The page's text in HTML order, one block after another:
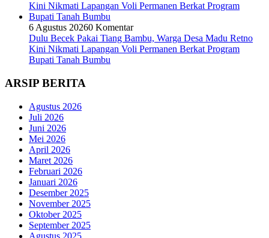
6 Agustus 20260 Komentar
Dulu Becek Pakai Tiang Bambu, Warga Desa Madu Retno
Kini Nikmati Lapangan Voli Permanen Berkat Program
Bupati Tanah Bumbu
ARSIP BERITA
Agustus 2026
Juli 2026
Juni 2026
Mei 2026
April 2026
Maret 2026
Februari 2026
Januari 2026
Desember 2025
November 2025
Oktober 2025
September 2025
Agustus 2025